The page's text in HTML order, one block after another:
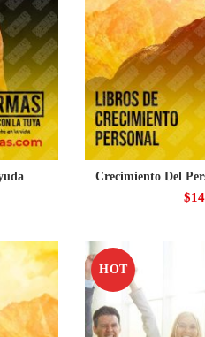
Crecimiento Del
$
HOT